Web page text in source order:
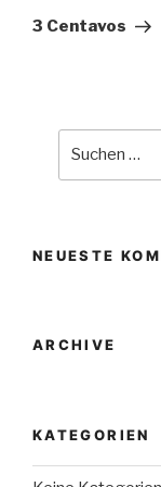
Beitrag
3 Centavos
NEUESTE
ARCHIVE
KATEGORIEN